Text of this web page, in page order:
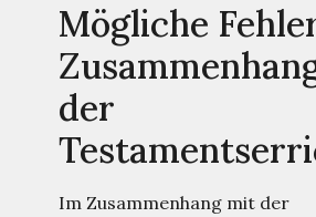
Mögliche
der
Im Zusammenhang mit der